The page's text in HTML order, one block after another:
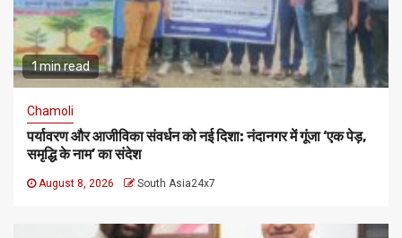
1 min read
Chamoli
पर्यावरण और आजीविका संवर्धन को नई दिशा: नंदानगर में गूंजा ‘एक पेड़,
समृद्धि के नाम’ का संदेश
August 8, 2026 South Asia24x7